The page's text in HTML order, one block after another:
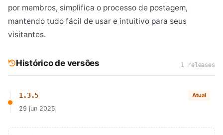
por membros, simplifica o processo de postagem,
mantendo tudo fácil de usar e intuitivo para seus
visitantes.
Histórico de versões 1 releases
1.3.5 Atual
29 jun 2025